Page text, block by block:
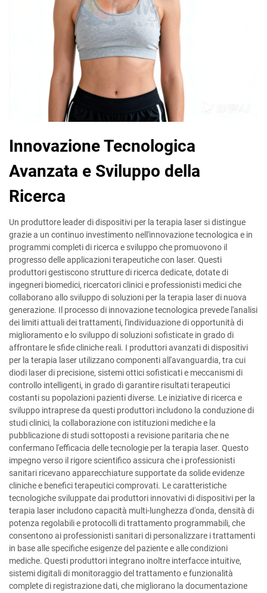
Innovazione Tecnologica
Avanzata e Sviluppo della
Ricerca
Un produttore leader di dispositivi per la terapia laser si distingue
grazie a un continuo investimento nell'innovazione tecnologica e in
programmi completi di ricerca e sviluppo che promuovono il
progresso delle applicazioni terapeutiche con laser. Questi
produttori gestiscono strutture di ricerca dedicate, dotate di
ingegneri biomedici, ricercatori clinici e professionisti medici che
collaborano allo sviluppo di soluzioni per la terapia laser di nuova
generazione. Il processo di innovazione tecnologica prevede l'analisi
dei limiti attuali dei trattamenti, l'individuazione di opportunità di
miglioramento e lo sviluppo di soluzioni sofisticate in grado di
affrontare le sfide cliniche reali. I produttori avanzati di dispositivi
per la terapia laser utilizzano componenti all'avanguardia, tra cui
diodi laser di precisione, sistemi ottici sofisticati e meccanismi di
controllo intelligenti, in grado di garantire risultati terapeutici
costanti su popolazioni pazienti diverse. Le iniziative di ricerca e
sviluppo intraprese da questi produttori includono la conduzione di
studi clinici, la collaborazione con istituzioni mediche e la
pubblicazione di studi sottoposti a revisione paritaria che ne
confermano l'efficacia delle tecnologie per la terapia laser. Questo
impegno verso il rigore scientifico assicura che i professionisti
sanitari ricevano apparecchiature supportate da solide evidenze
cliniche e benefici terapeutici comprovati. Le caratteristiche
tecnologiche sviluppate dai produttori innovativi di dispositivi per la
terapia laser includono capacità multi-lunghezza d'onda, densità di
potenza regolabili e protocolli di trattamento programmabili, che
consentono ai professionisti sanitari di personalizzare i trattamenti
in base alle specifiche esigenze del paziente e alle condizioni
mediche. Questi produttori integrano inoltre interfacce intuitive,
sistemi digitali di monitoraggio del trattamento e funzionalità
complete di registrazione dati, che migliorano la documentazione